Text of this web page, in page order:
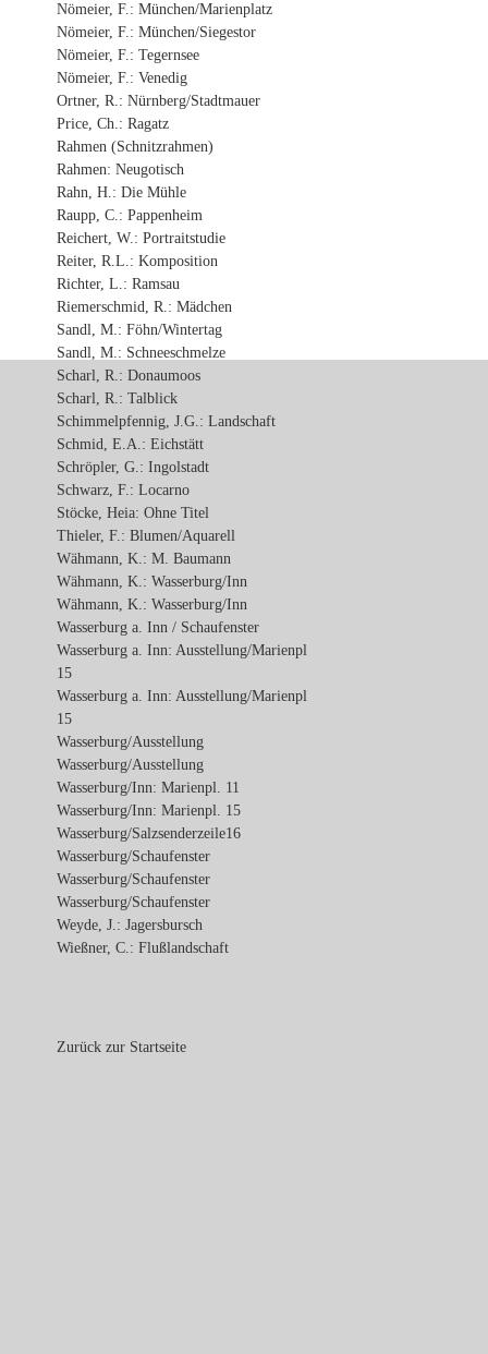
Nömeier, F.: München/Marienplatz
Nömeier, F.: München/Siegestor
Nömeier, F.: Tegernsee
Nömeier, F.: Venedig
Ortner, R.: Nürnberg/Stadtmauer
Price, Ch.: Ragatz
Rahmen (Schnitzrahmen)
Rahmen: Neugotisch
Rahn, H.: Die Mühle
Raupp, C.: Pappenheim
Reichert, W.: Portraitstudie
Reiter, R.L.: Komposition
Richter, L.: Ramsau
Riemerschmid, R.: Mädchen
Sandl, M.: Föhn/Wintertag
Sandl, M.: Schneeschmelze
Scharl, R.: Donaumoos
Scharl, R.: Talblick
Schimmelpfennig, J.G.: Landschaft
Schmid, E.A.: Eichstätt
Schröpler, G.: Ingolstadt
Schwarz, F.: Locarno
Stöcke, Heia: Ohne Titel
Thieler, F.: Blumen/Aquarell
Wähmann, K.: M. Baumann
Wähmann, K.: Wasserburg/Inn
Wähmann, K.: Wasserburg/Inn
Wasserburg a. Inn / Schaufenster
Wasserburg a. Inn: Ausstellung/Marienpl
15
Wasserburg a. Inn: Ausstellung/Marienpl
15
Wasserburg/Ausstellung
Wasserburg/Ausstellung
Wasserburg/Inn: Marienpl. 11
Wasserburg/Inn: Marienpl. 15
Wasserburg/Salzsenderzeile16
Wasserburg/Schaufenster
Wasserburg/Schaufenster
Wasserburg/Schaufenster
Weyde, J.: Jagersbursch
Wießner, C.: Flußlandschaft
Zurück zur Startseite